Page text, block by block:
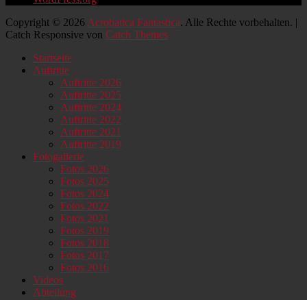
Copyright © 2026 Acrobatica Fantastica. Alle Rechte vorbehalten. |
Catch Responsive von Catch Themes
oben
scrollen
Startseite
Auftritte
Auftritte 2026
Auftritte 2025
Auftritte 2024
Auftritte 2022
Auftritte 2021
Auftritte 2019
Fotogallerie
Fotos 2026
Fotos 2025
Fotos 2024
Fotos 2022
Fotos 2021
Fotos 2019
Fotos 2018
Fotos 2017
Fotos 2016
Videos
Abteilung